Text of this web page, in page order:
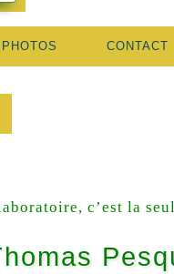
CONTACT
c’est la